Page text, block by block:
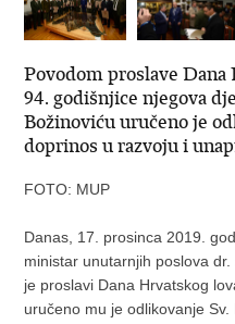
Povodom proslave Dana
94. godišnjice njegova
Božinoviću uručeno je
doprinos u razvoju i
FOTO: MUP
Danas, 17. prosinca 2019.
ministar unutarnjih poslova
je proslavi Dana Hrvatskog
uručeno mu je odlikovanje